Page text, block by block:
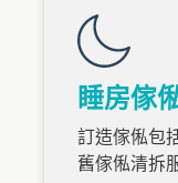
睡房傢
訂造傢俬包
舊傢俬清拆